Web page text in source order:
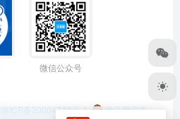
微信公众号
渝ICP备20004742号-1
渝公网安备